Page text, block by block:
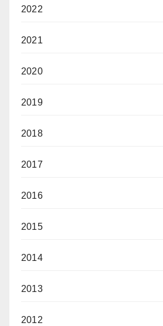
2022
2021
2020
2019
2018
2017
2016
2015
2014
2013
2012